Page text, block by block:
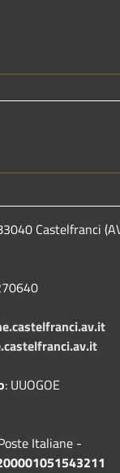
Castelfranci
: UUOGOE
Italiane -